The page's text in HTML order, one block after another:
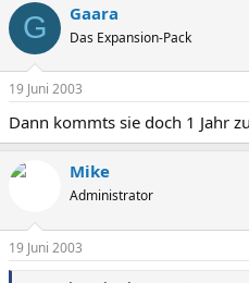
G Gaara
Das Expansion-Pack
19 Juni 2003
Dann kommts sie doch 1 Jahr
Mike
Administrator
19 Juni 2003